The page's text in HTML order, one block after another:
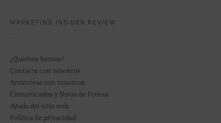
MARKETING INSIDER REVIEW
¿Quiénes Somos?
Contacte con nosotros
Anúnciese con nosotros
Comunicados y Notas de Prensa
Ayuda del sitio web
Política de privacidad